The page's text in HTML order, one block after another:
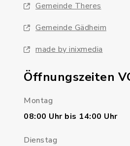
Gemeinde Theres
Gemeinde Gädheim
made by inixmedia
Öffnungszeiten
Montag
08:00 Uhr bis 14:00 Uhr
Dienstag